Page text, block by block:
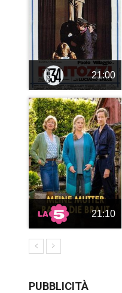
21:00
21:10
PUBBLICITÀ